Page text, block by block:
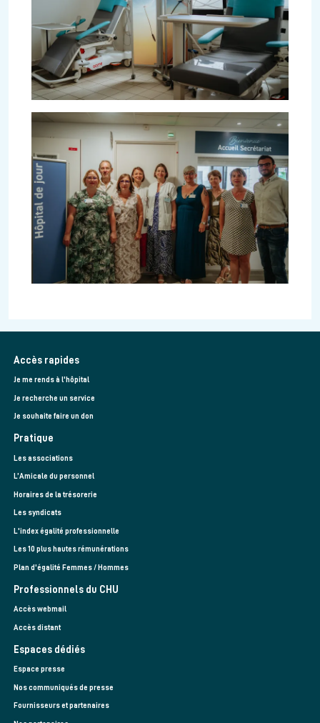
Accès rapides
Je me rends à l'hôpital
Je recherche un service
Je souhaite faire un don
Pratique
Les associations
L’Amicale du personnel
Horaires de la trésorerie
Les syndicats
L'index égalité professionnelle
Les 10 plus hautes rémunérations
Plan d'égalité Femmes / Hommes
Professionnels du CHU
Accès webmail
Accès distant
Espaces dédiés
Espace presse
Nos communiqués de presse
Fournisseurs et partenaires